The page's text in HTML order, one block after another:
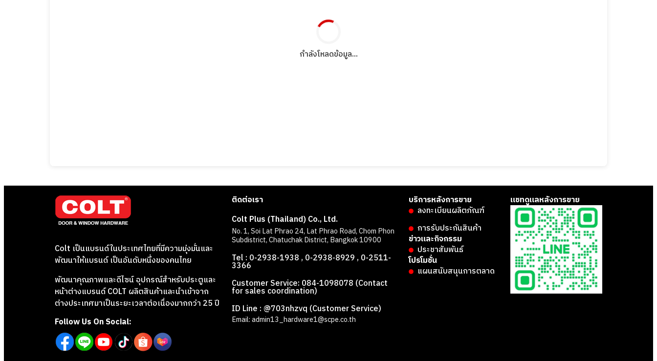
กำลังโหลดข้อมูล...
Colt เป็นแบรนด์ในประเทศไทยที่มีความมุ่งมั่นและ
พัฒนาให้แบรนด์ เป็นอันดับหนึ่งของคนไทย
พัฒนาคุณภาพและดีไซน์ อุปกรณ์สำหรับประตูและ
หน้าต่างแบรนด์ COLT ผลิตสินค้าและนำเข้าจาก
ต่างประเทศมาเป็นระยะเวลาต่อเนื่องมากกว่า 25 ปี
Follow Us On Social:
ติดต่อเรา
Colt Plus (Thailand) Co., Ltd.
No. 1, Soi Lat Phrao 24, Lat Phrao Road, Chom Phon
Subdistrict, Chatuchak District, Bangkok 10900
Tel : 0-2938-1938 , 0-2938-8929 , 0-2511-
3366
Customer Service: 084-1098078 (Contact
for sales coordination)
ID Line : @703nhzvq (Customer Service)
Email: admin13_hardware1@scpe.co.th
บริการหลังการขาย
ลงทะเบียนผลิตภัณฑ์
การรับประกันสินค้า
ข่าวและกิจกรรม
ประชาสัมพันธ์
โปรโมชั่น
แผนสนับสนุนการตลาด
แชทดูแลหลังการขาย